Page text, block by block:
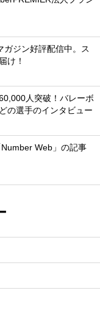
ガジン好評配信中。ス
け！
人突破！バレーボ
の選手のインタビュー
Number Web」の記事